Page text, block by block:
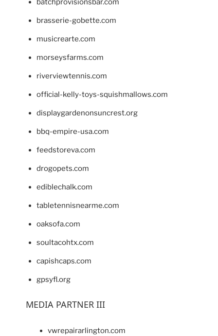
batchprovisionsbar.com
brasserie-gobette.com
musicrearte.com
morseysfarms.com
riverviewtennis.com
official-kelly-toys-squishmallows.com
displaygardenonsuncrest.org
bbq-empire-usa.com
feedstoreva.com
drogopets.com
ediblechalk.com
tabletennisnearme.com
oaksofa.com
soultacohtx.com
capishcaps.com
gpsyfl.org
MEDIA PARTNER III
vwrepairarlington.com